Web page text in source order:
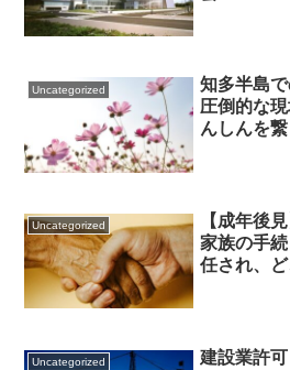
Uncategorized
知多半島で
圧倒的な
んしんを
Uncategorized
【成年後
家族の手
任され、
い高齢者
処分を「圧
Uncategorized 建設業許可